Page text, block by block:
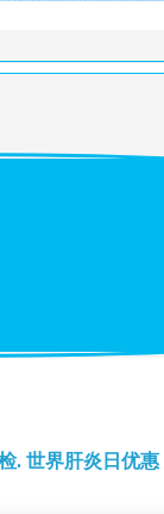
. 世界肝炎日优惠